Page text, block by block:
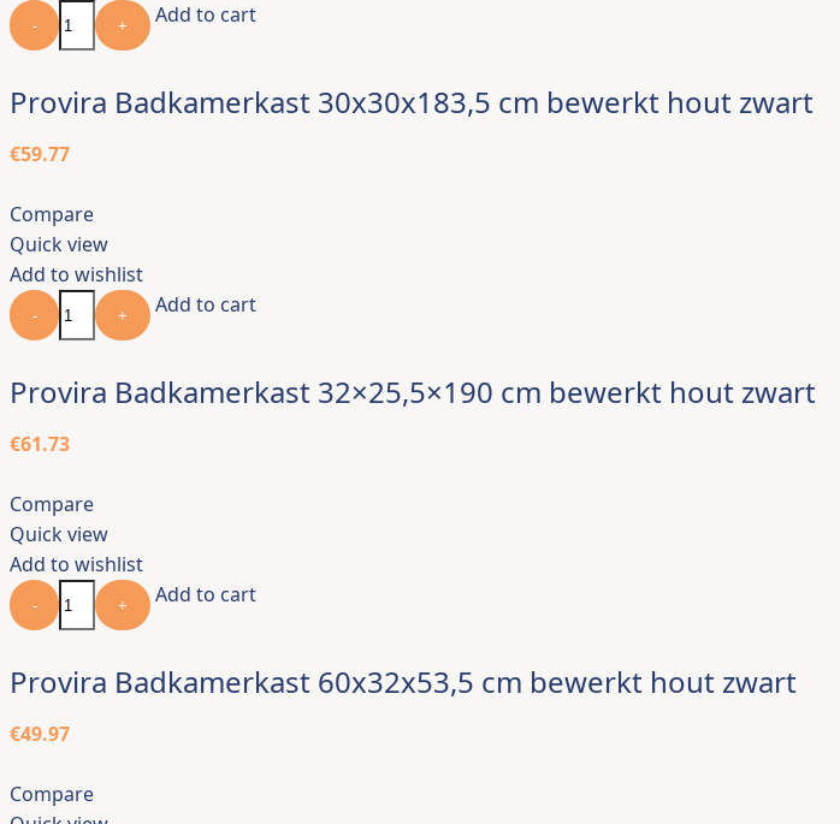
- + Add to cart
Provira Badkamerkast 30x30x183,5 cm bewerkt hout zwart
€59.77
Compare
Quick view
Add to wishlist
- + Add to cart
Provira Badkamerkast 32×25,5×190 cm bewerkt hout zwart
€61.73
Compare
Quick view
Add to wishlist
- + Add to cart
Provira Badkamerkast 60x32x53,5 cm bewerkt hout zwart
€49.97
Compare